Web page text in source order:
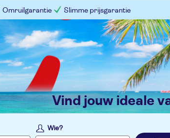
Omruilgarantie Slimme prijsgarantie
vind jouw ideale
Wie?